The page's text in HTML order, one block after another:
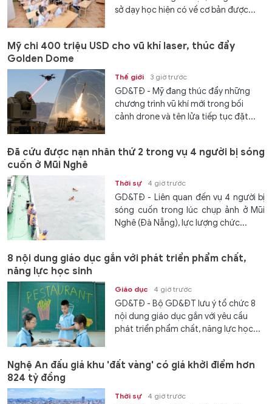
sở dạy học hiện có về cơ bản được...
Mỹ chi 400 triệu USD cho vũ khí laser, thúc đẩy
Golden Dome
Thế giới 3 giờ trước
GD&TĐ - Mỹ đang thúc đẩy những
chương trình vũ khí mới trong bối
cảnh drone và tên lửa tiếp tục đặt...
Đã cứu được nạn nhân thứ 2 trong vụ 4 người bị sóng
cuốn ở Mũi Nghê
Thời sự 4 giờ trước
GD&TĐ - Liên quan đến vụ 4 người bị
sóng cuốn trong lúc chụp ảnh ở Mũi
Nghê (Đà Nẵng), lực lượng chức...
8 nội dung giáo dục gắn với phát triển phẩm chất,
năng lực học sinh
Giáo dục 4 giờ trước
GD&TĐ - Bộ GD&ĐT lưu ý tổ chức 8
nội dung giáo dục gắn với yêu cầu
phát triển phẩm chất, năng lực học...
Nghệ An đấu giá khu 'đất vàng' có giá khởi điểm hơn
824 tỷ đồng
Thời sự 4 giờ trước